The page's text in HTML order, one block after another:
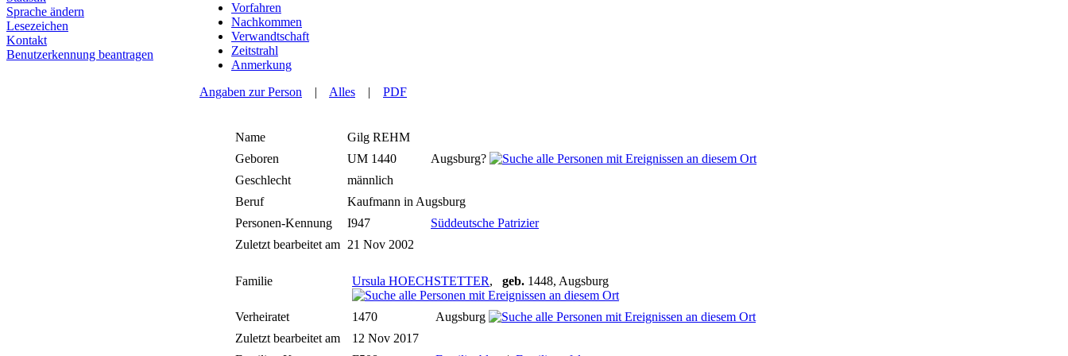
Sprache ändern
Lesezeichen
Kontakt
Benutzerkennung beantragen
Vorfahren
Nachkommen
Verwandtschaft
Zeitstrahl
Anmerkung
Angaben zur Person | Alles | PDF
Name Gilg REHM
Geboren
UM 1440
Augsburg?
Geschlecht
männlich
Beruf
Kaufmann in Augsburg
Personen-Kennung
I947
Süddeutsche Patrizier
Zuletzt bearbeitet am 21 Nov 2002
Familie Ursula HOECHSTETTER, geb. 1448, Augsburg
Verheiratet 1470
Augsburg
Zuletzt bearbeitet am
12 Nov 2017